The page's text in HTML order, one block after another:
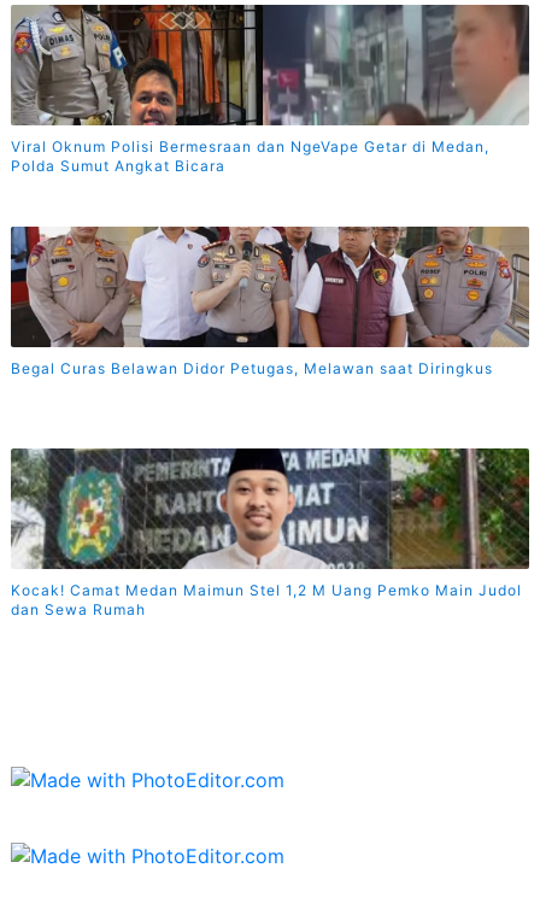
Viral Oknum Polisi Bermesraan dan NgeVape Getar di Medan,
Polda Sumut Angkat Bicara
Begal Curas Belawan Didor Petugas, Melawan saat Diringkus
Kocak! Camat Medan Maimun Stel 1,2 M Uang Pemko Main Judol
dan Sewa Rumah